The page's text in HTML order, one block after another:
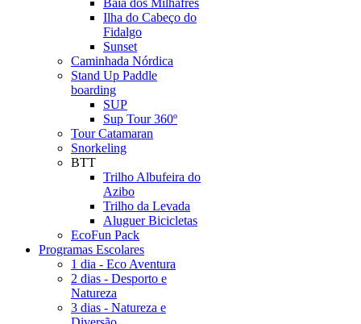
Ilha do Cabeço do
Fidalgo
Sunset
Caminhada Nórdica
Stand Up Paddle
boarding
SUP
Sup Tour 360º
Tour Catamaran
Snorkeling
BTT
Trilho Albufeira do
Azibo
Trilho da Levada
Aluguer Bicicletas
EcoFun Pack
Programas Escolares
1 dia - Eco Aventura
2 dias - Desporto e
Natureza
3 dias - Natureza e